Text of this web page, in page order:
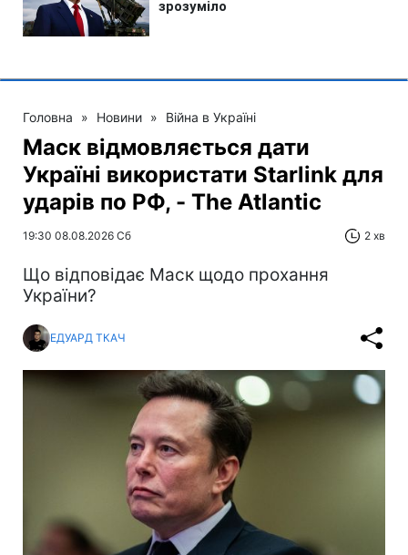
Головна » Новини » Війна в Україні
Маск відмовляється дати
Україні використати Starlink для
ударів по РФ, - The Atlantic
19:30 08.08.2026 Сб 2 хв
Що відповідає Маск щодо прохання
України?
ЕДУАРД ТКАЧ